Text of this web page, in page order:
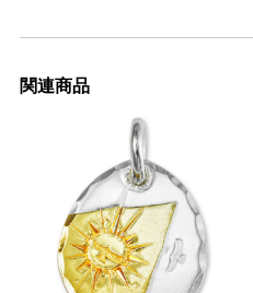
関連商品